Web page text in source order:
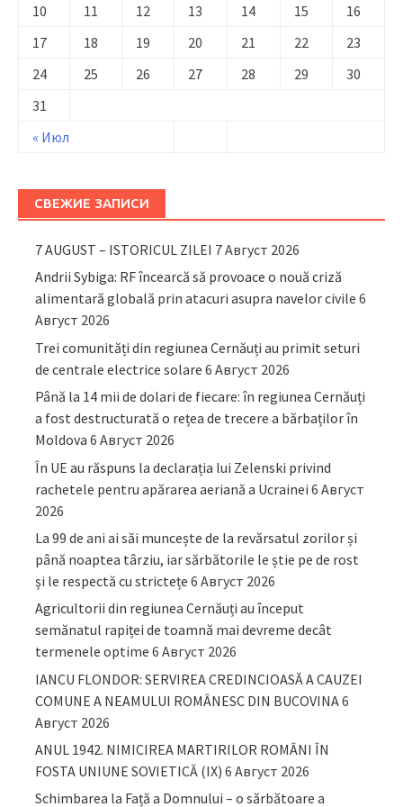
« Июл
10
11 12 13 14 15
16
17
18 19 20 21 22
23
24
25 26 27 28 29
30
31
СВЕЖИЕ ЗАПИСИ
7 AUGUST – ISTORICUL ZILEI 7 Август 2026
Andrii Sybiga: RF încearcă să provoace o nouă criză
alimentară globală prin atacuri asupra navelor civile 6
Август 2026
Trei comunități din regiunea Cernăuți au primit seturi
de centrale electrice solare 6 Август 2026
Până la 14 mii de dolari de fiecare: în regiunea Cernăuți
a fost destructurată o rețea de trecere a bărbaților în
Moldova 6 Август 2026
În UE au răspuns la declarația lui Zelenski privind
rachetele pentru apărarea aeriană a Ucrainei 6 Август
2026
La 99 de ani ai săi muncește de la revărsatul zorilor și
până noaptea târziu, iar sărbătorile le știe pe de rost
și le respectă cu strictețe 6 Август 2026
Agricultorii din regiunea Cernăuți au început
semănatul rapiței de toamnă mai devreme decât
termenele optime 6 Август 2026
IANCU FLONDOR: SERVIREA CREDINCIOASĂ A CAUZEI
COMUNE A NEAMULUI ROMÂNESC DIN BUCOVINA6
Август 2026
ANUL 1942. NIMICIREA MARTIRILOR ROMÂNI ÎN
FOSTA UNIUNE SOVIETICĂ (IX) 6 Август 2026
Schimbarea la Față a Domnului – o sărbătoare a